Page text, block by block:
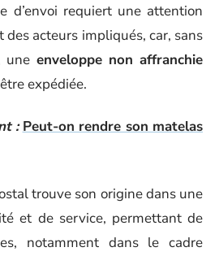
d’envoi requiert une attention
acteurs impliqués, car, sans
une enveloppe non affranchie
expédiée.
: Peut-on rendre son matelas
trouve son origine dans une
et de service, permettant de
notamment dans le cadre